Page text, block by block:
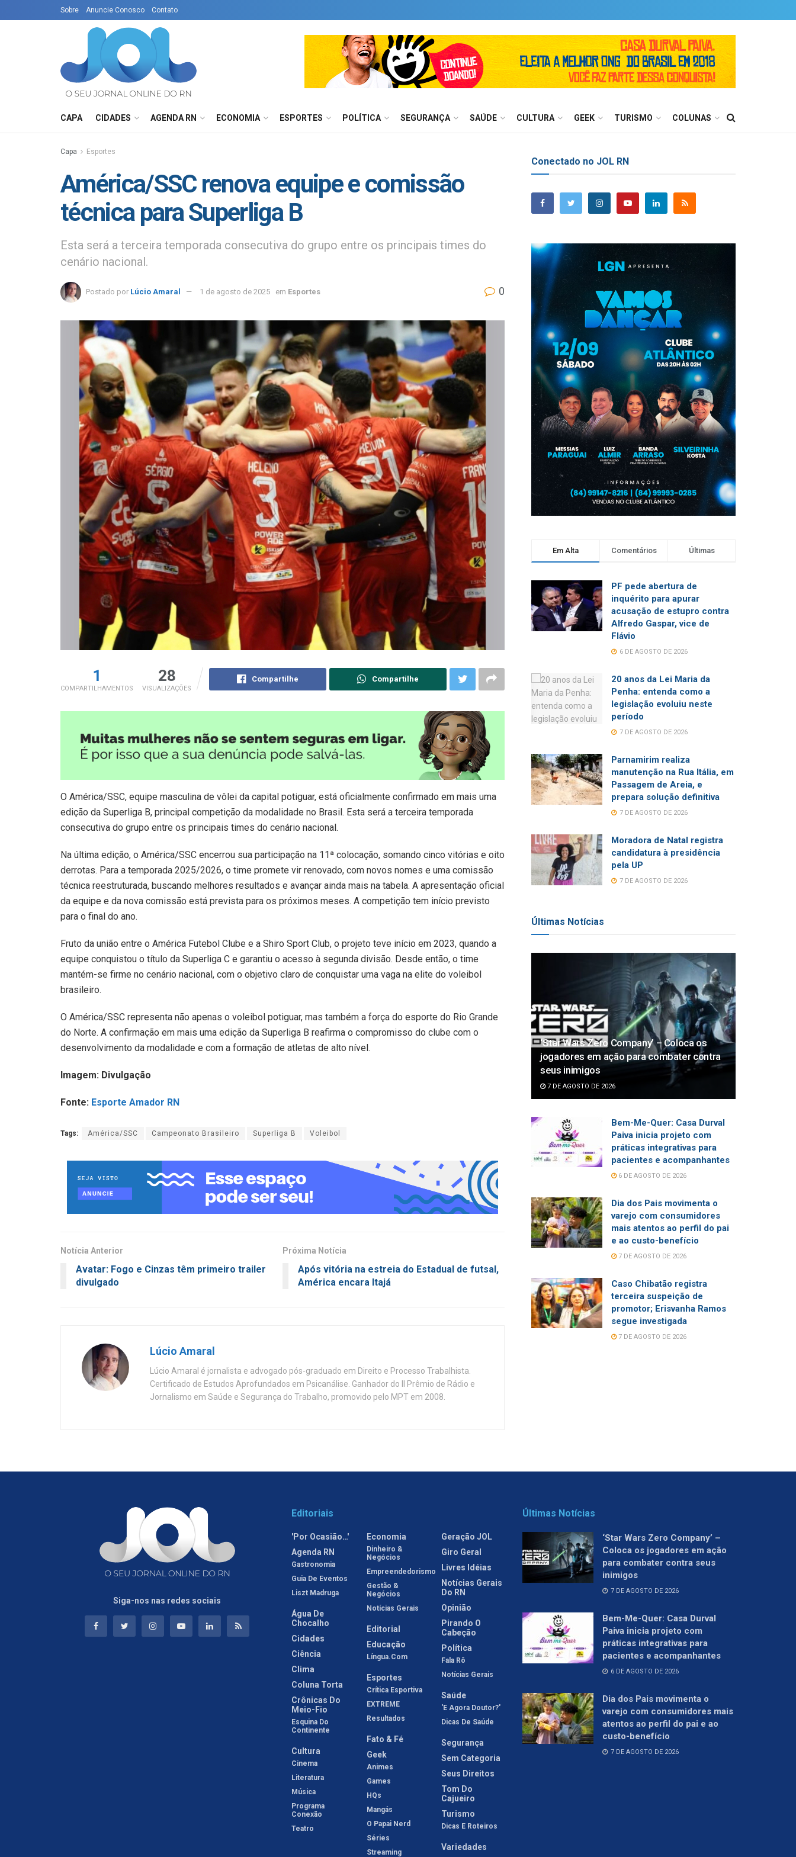
Sobre Anuncie Conosco Contato
CAPA CIDADES AGENDA RN ECONOMIA ESPORTES POLÍTICA SEGURANÇA SAÚDE CULTURA GEEK TURISMO COLUNAS
Capa Esportes
América/SSC renova equipe e comissão
técnica para Superliga B
Esta será a terceira temporada consecutiva do grupo entre os principais times do
cenário nacional.
Postado por Lúcio Amaral 1 de agosto de 2025 em Esportes 0
1
COMPARTILHAMENTOS
28
VISUALIZAÇÕES
Compartilhe Compartilhe
O América/SSC, equipe masculina de vôlei da capital potiguar, está oficialmente confirmado em mais uma
edição da Superliga B, principal competição da modalidade no Brasil. Esta será a terceira temporada
consecutiva do grupo entre os principais times do cenário nacional.
Na última edição, o América/SSC encerrou sua participação na 11ª colocação, somando cinco vitórias e oito
derrotas. Para a temporada 2025/2026, o time promete vir renovado, com novos nomes e uma comissão
técnica reestruturada, buscando melhores resultados e avançar ainda mais na tabela. A apresentação oficial
da equipe e da nova comissão está prevista para os próximos meses. A competição tem início previsto
para o final do ano.
Fruto da união entre o América Futebol Clube e a Shiro Sport Club, o projeto teve início em 2023, quando a
equipe conquistou o título da Superliga C e garantiu o acesso à segunda divisão. Desde então, o time
mantém-se firme no cenário nacional, com o objetivo claro de conquistar uma vaga na elite do voleibol
brasileiro.
O América/SSC representa não apenas o voleibol potiguar, mas também a força do esporte do Rio Grande
do Norte. A confirmação em mais uma edição da Superliga B reafirma o compromisso do clube com o
desenvolvimento da modalidade e com a formação de atletas de alto nível.
Imagem: Divulgação
Fonte: Esporte Amador RN
Tags: América/SSC Campeonato Brasileiro Superliga B Voleibol
Notícia Anterior
Avatar: Fogo e Cinzas têm primeiro trailer
divulgado
Próxima Notícia
Após vitória na estreia do Estadual de futsal,
América encara Itajá
Lúcio Amaral
Lúcio Amaral é jornalista e advogado pós-graduado em Direito e Processo Trabalhista.
Certificado de Estudos Aprofundados em Psicanálise. Ganhador do II Prêmio de Rádio e
Jornalismo em Saúde e Segurança do Trabalho, promovido pelo MPT em 2008.
Conectado no JOL RN
Em Alta Comentários Últimas
PF pede abertura de
inquérito para apurar
acusação de estupro contra
Alfredo Gaspar, vice de
Flávio
6 DE AGOSTO DE 2026
20 anos da Lei Maria da
Penha: entenda como a
legislação evoluiu neste
período
7 DE AGOSTO DE 2026
Parnamirim realiza
manutenção na Rua Itália, em
Passagem de Areia, e
prepara solução definitiva
7 DE AGOSTO DE 2026
Moradora de Natal registra
candidatura à presidência
pela UP
7 DE AGOSTO DE 2026
Últimas Notícias
‘Star Wars Zero Company’ – Coloca os
jogadores em ação para combater contra
seus inimigos
7 DE AGOSTO DE 2026
Bem-Me-Quer: Casa Durval
Paiva inicia projeto com
práticas integrativas para
pacientes e acompanhantes
6 DE AGOSTO DE 2026
Dia dos Pais movimenta o
varejo com consumidores
mais atentos ao perfil do pai
e ao custo-benefício
7 DE AGOSTO DE 2026
Caso Chibatão registra
terceira suspeição de
promotor; Erisvanha Ramos
segue investigada
7 DE AGOSTO DE 2026
Siga-nos nas redes sociais
Editoriais
'Por Ocasião…'
Agenda RN
Gastronomia
Guia De Eventos
Liszt Madruga
Água De
Chocalho
Cidades
Ciência
Clima
Coluna Torta
Crônicas Do
Meio-Fio
Esquina Do
Continente
Cultura
Cinema
Literatura
Música
Programa
Conexão
Teatro
Economia
Dinheiro &
Negócios
Empreendedorismo
Gestão &
Negócios
Notícias Gerais
Editorial
Educação
Língua.com
Esportes
Crítica Esportiva
EXTREME
Resultados
Fato & Fé
Geek
Animes
Games
HQs
Mangás
O Papai Nerd
Séries
Streaming
Geração JOL
Giro Geral
Livres Idéias
Notícias Gerais
Do RN
Opinião
Pirando O
Cabeção
Política
Fala Rô
Notícias Gerais
Saúde
'E Agora Doutor?'
Dicas De Saúde
Segurança
Sem Categoria
Seus Direitos
Tom Do
Cajueiro
Turismo
Dicas E Roteiros
Variedades
Últimas Notícias
‘Star Wars Zero Company’ –
Coloca os jogadores em ação
para combater contra seus
inimigos
7 DE AGOSTO DE 2026
Bem-Me-Quer: Casa Durval
Paiva inicia projeto com
práticas integrativas para
pacientes e acompanhantes
6 DE AGOSTO DE 2026
Dia dos Pais movimenta o
varejo com consumidores mais
atentos ao perfil do pai e ao
custo-benefício
7 DE AGOSTO DE 2026